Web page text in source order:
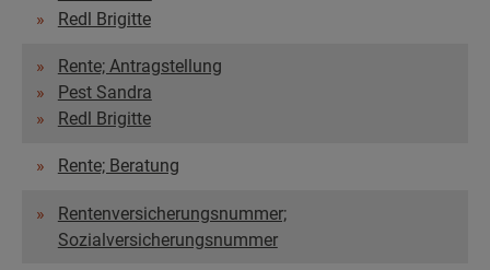
Redl Brigitte
Rente; Antragstellung
Pest Sandra
Redl Brigitte
Rente; Beratung
Rentenversicherungsnummer;
Sozialversicherungsnummer